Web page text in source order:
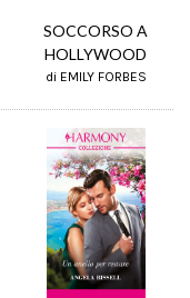
SOCCORSO A
HOLLYWOOD
di EMILY FORBES